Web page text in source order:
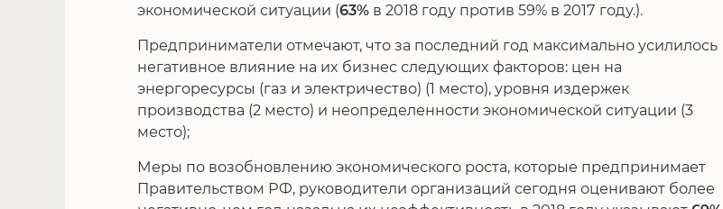
экономической ситуации (63% в 2018 году против 59% в 2017 году.).
Предприниматели отмечают, что за последний год максимально усилилось
негативное влияние на их бизнес следующих факторов: цен на
энергоресурсы (газ и электричество) (1 место), уровня издержек
производства (2 место) и неопределенности экономической ситуации (3
место);
Меры по возобновлению экономического роста, которые предпринимает
Правительством РФ, руководители организаций сегодня оценивают более